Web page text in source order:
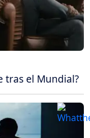
tras el Mundial?